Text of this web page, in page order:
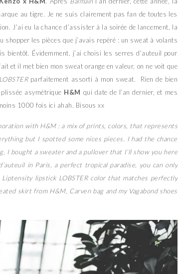
au tigre. Je ne suis clairement pas fan de toutes les
J’ai eu la chance d’assister à la soirée de lancement, la
shopper les pièces que j’avais repéré : un sweat à volants
bientôt. Évidemment, j’ai choisi les serres d’auteuil pour
et il met bien mon sweat orange en valeur, on ne voit que
LOBSTERparfaitement assorti à mon sweat. Rien de bien
plissée asymétrique H&M qui date de l’an dernier, et mes
1000 fois ici ahah. Bisous xx
with H&M : a mix of prints, colors, that represents
but I spotted some nices pieces. I had the chance
I bought a sweater and a pullover that I’ll show you here
in Paris, a perfect tropical paradise, you can only
lipstick LOBSTER color that matches perfectly
skirt from H&M, Carven bag and my Vagabond shoes